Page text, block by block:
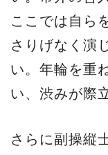
ここでは自ら
さりげなく演
い。年輪を重
い、渋みが際
さらに副操縦